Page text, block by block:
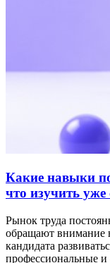
Какие навыки
что изучить уже
Рынок труда
обращают внимание
кандидата
профессиональные